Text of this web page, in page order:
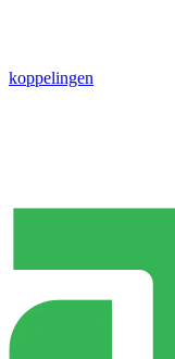
koppelingen